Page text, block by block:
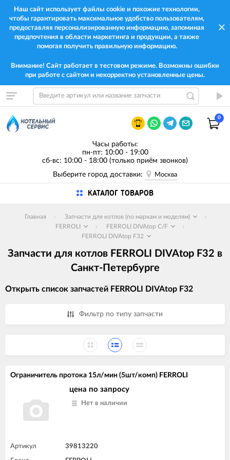
Наш сайт использует файлы cookie и похожие технологии,
чтобы гарантировать максимальное удобство пользователям,
предоставляя персонализированную информацию, запоминая
предпочтения в области маркетинга и продукции, а также
помогая получить правильную информацию.
Внимание! Сайт работает в тестовом режиме. Возможны ошибки
при работе с сайтом и некорректно установленные цены.
0
Часы работы:
пн-пт: 10:00 - 19:00
сб-вс: 10:00 - 18:00 (только приём звонков)
Выберите город доставки:
Москва
КАТАЛОГ ТОВАРОВ
Главная
Запчасти для котлов (по маркам и моделям)
FERROLI
FERROLI DIVAtop C/F
FERROLI DIVAtop F32
Запчасти для котлов FERROLI DIVAtop F32 в
Санкт-Петербурге
Открыть список запчастей FERROLI DIVAtop F32
Фильтр по типу запчасти
Ограничитель протока 15л/мин (5шт/комп) FERROLI
цена по запросу
Нет в наличии
Артикул 39813220